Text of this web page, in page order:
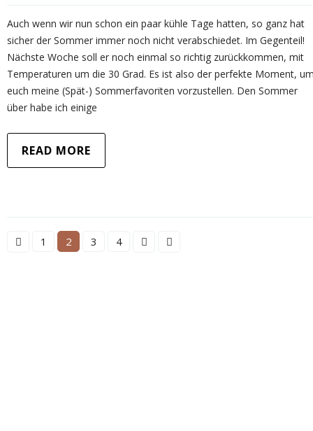
Auch wenn wir nun schon ein paar kühle Tage hatten, so ganz hat
sicher der Sommer immer noch nicht verabschiedet. Im Gegenteil!
Nächste Woche soll er noch einmal so richtig zurückkommen, mit
Temperaturen um die 30 Grad. Es ist also der perfekte Moment,
euch meine (Spät-) Sommerfavoriten vorzustellen. Den Sommer
über habe ich einige
READ MORE
1 2 3 4